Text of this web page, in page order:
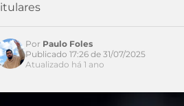
Por Paulo Foles
Publicado 17:26 de 31/07/2025
Atualizado há 1 ano